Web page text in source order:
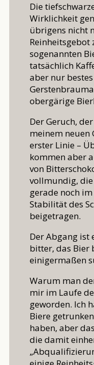
Die
Wirklichkeit
übrigens nicht
sogenannten
tatsächlich
aber nur
obergärige
Der Geruch,
meinem neuen
erster Linie –
kommen aber
von
vollmundig,
gerade noch
Stabilität des
beigetragen.
Der Abgang
bitter, das Bier
einigermaßen
Warum man
mir im Laufe
geworden. Ich
Biere
haben, aber
die damit